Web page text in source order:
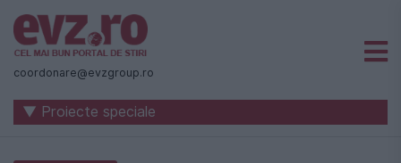
Știri
naționale
internaționale
coordonare@evzgroup.ro
▼ Proiecte speciale